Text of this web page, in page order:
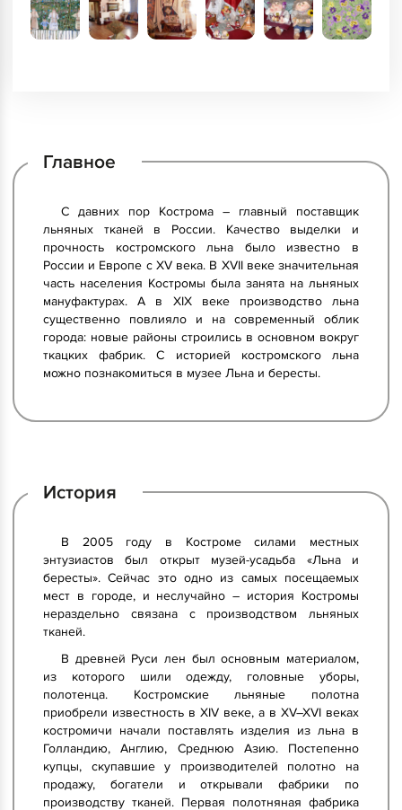
Главное
С давних пор Кострома – главный поставщик
льняных тканей в России. Качество выделки и
прочность костромского льна было известно в
России и Европе с XV века. В XVII веке значительная
часть населения Костромы была занята на льняных
мануфактурах. А в XIX веке производство льна
существенно повлияло и на современный облик
города: новые районы строились в основном вокруг
ткацких фабрик. С историей костромского льна
можно познакомиться в музее Льна и бересты.
История
В 2005 году в Костроме силами местных
энтузиастов был открыт музей-усадьба «Льна и
бересты». Сейчас это одно из самых посещаемых
мест в городе, и неслучайно – история Костромы
нераздельно связана с производством льняных
тканей.
В древней Руси лен был основным материалом,
из которого шили одежду, головные уборы,
полотенца. Костромские льняные полотна
приобрели известность в XIV веке, а в XV–XVI веках
костромичи начали поставлять изделия из льна в
Голландию, Англию, Среднюю Азию. Постепенно
купцы, скупавшие у производителей полотно на
продажу, богатели и открывали фабрики по
производству тканей. Первая полотняная фабрика